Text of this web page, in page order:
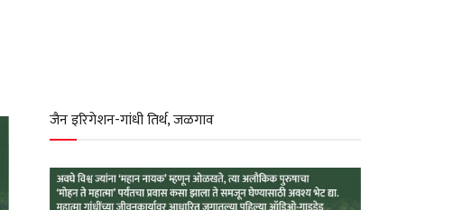
जैन इरिगेशन-गांधी तिर्थ, जळगाव